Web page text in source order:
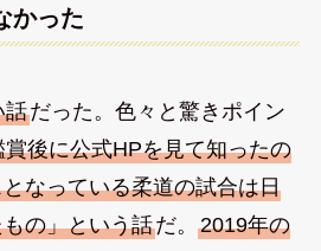
かった
話だった。色々と驚きポイン
賞後に公式HPを見て知ったの
なっている柔道の試合は日
の」という話だ。 2019年の